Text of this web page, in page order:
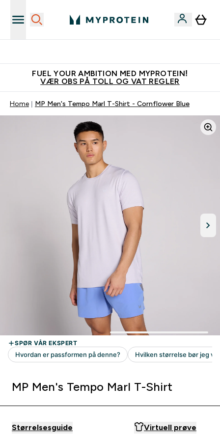
FUEL YOUR AMBITION MED MYPROTEIN!
VÆR OBS PÅ TOLL OG VAT REGLER
Home MP Men's Tempo Marl T-Shirt - Cornflower Blue
MP Men's Tempo Marl T-Shirt
Størrelsesguide Virtuell prøve